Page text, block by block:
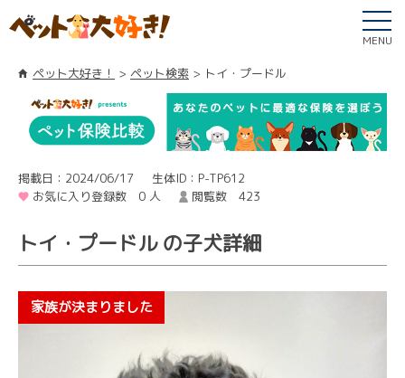
MENU
ペット大好き！ ペット検索 トイ・プードル
掲載日：2024/06/17
生体ID：P-TP612
お気に入り登録数 0 人
閲覧数 423
トイ・プードル の子犬詳細